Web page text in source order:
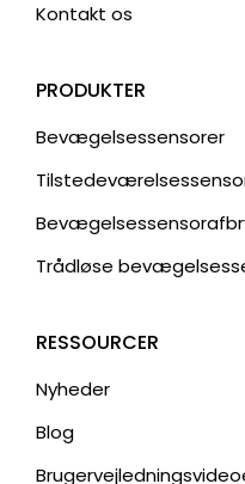
Kontakt os
PRODUKTER
Bevægelsessensorer
Trådløse
RESSOURCER
Nyheder
Blog